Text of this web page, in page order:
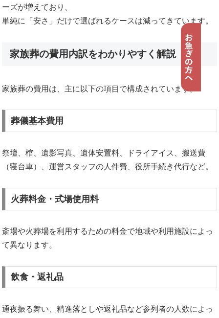
ーズが増えており、
単純に「安さ」だけで選ばれるケースは減ってきています。
家族葬の費用内訳をわかりやすく解説
家族葬の費用は、主に以下の項目で構成されています。
葬儀基本費用
祭壇、棺、遺影写真、遺体安置料、ドライアイス、搬送費
（寝台車）、運営スタッフの人件費、役所手続き代行など。
火葬料金・式場使用料
斎場や火葬場を利用するための料金で地域や利用施設によっ
て異なります。
飲食・返礼品
通夜振る舞い、精進落としや返礼品など参列者の人数によっ